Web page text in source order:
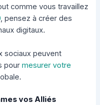
comme vous travaillez
, pensez à créer des
digitaux.
sociaux peuvent
pourmesurer votre
vos Alliés